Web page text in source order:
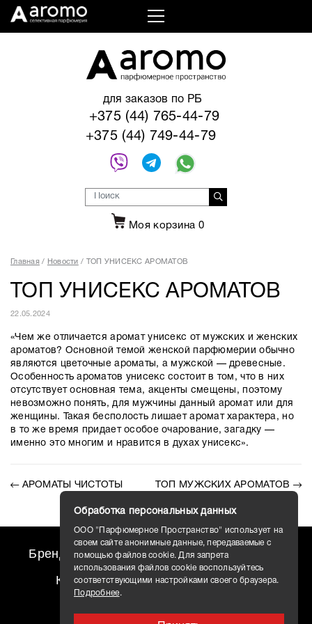
для заказов по РБ
+375 (44) 765-44-79
+375 (44) 749-44-79
Моя корзина 0
Главная Новости ТОП УНИСЕКС АРОМАТОВ
ТОП УНИСЕКС АРОМАТОВ
22.05.2024
«Чем же отличается аромат унисекс от мужских и женских
ароматов? Основной темой женской парфюмерии обычно
являются цветочные ароматы, а мужской —древесные.
Особенность ароматов унисекс состоит в том, что в них
отсутствует основная тема, акценты смещены, поэтому
невозможно понять, для мужчины данный аромат или для
женщины. Такая бесполость лишает аромат характера, но
в то же время придает особое очарование, загадку —
именно это многим и нравится в духах унисекс».
АРОМАТЫ ЧИСТОТЫ ТОП МУЖСКИХ АРОМАТОВ
Бренды travel AROMO
Контакты
Доставка
Обработка персональных данных
ООО "Парфюмерное Пространство" использует на
своем сайте анонимные данные, передаваемые с
помощью файлов cookie. Для запрета
использования файлов cookie воспользуйтесь
соответствующими настройками своего браузера.
Подробнее.